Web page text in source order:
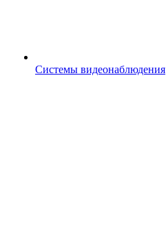
Системы видеонаблюдения